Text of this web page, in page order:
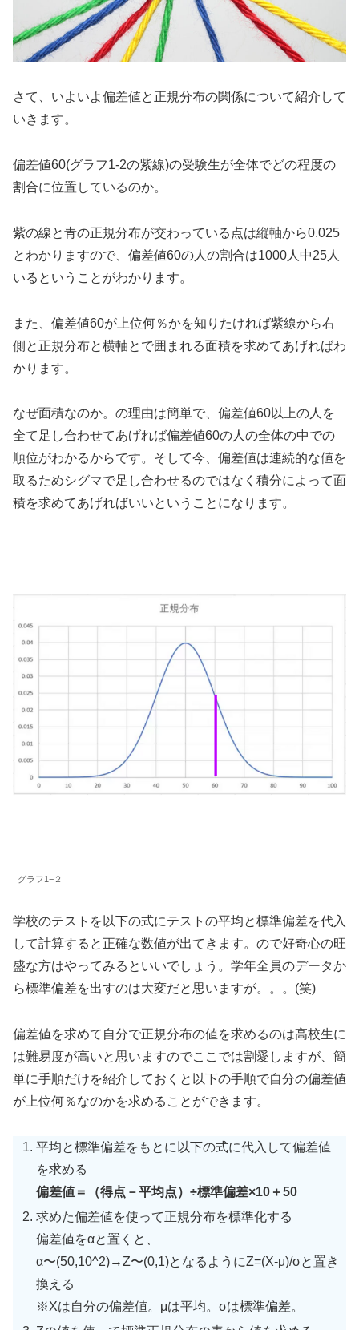
さて、いよいよ偏差値と正規分布の関係について紹介して
いきます。
偏差値60(グラフ1-2の紫線)の受験生が全体でどの程度の
割合に位置しているのか。
紫の線と青の正規分布が交わっている点は縦軸から0.025
とわかりますので、偏差値60の人の割合は1000人中25人
いるということがわかります。
また、偏差値60が上位何％かを知りたければ紫線から右
側と正規分布と横軸とで囲まれる面積を求めてあげればわ
かります。
なぜ面積なのか。の理由は簡単で、偏差値60以上の人を
全て足し合わせてあげれば偏差値60の人の全体の中での
順位がわかるからです。そして今、偏差値は連続的な値を
取るためシグマで足し合わせるのではなく積分によって面
積を求めてあげればいいということになります。
グラフ1−２
学校のテストを以下の式にテストの平均と標準偏差を代入
して計算すると正確な数値が出てきます。ので好奇心の旺
盛な方はやってみるといいでしょう。学年全員のデータか
ら標準偏差を出すのは大変だと思いますが。。。(笑)
偏差値を求めて自分で正規分布の値を求めるのは高校生に
は難易度が高いと思いますのでここでは割愛しますが、簡
単に手順だけを紹介しておくと以下の手順で自分の偏差値
が上位何％なのかを求めることができます。
平均と標準偏差をもとに以下の式に代入して偏差値
を求める
偏差値＝（得点－平均点）÷標準偏差×10＋50
求めた偏差値を使って正規分布を標準化する
偏差値をαと置くと、
α〜(50,10^2)→Z〜(0,1)となるようにZ=(X-μ)/σと置き
換える
※Xは自分の偏差値。μは平均。σは標準偏差。